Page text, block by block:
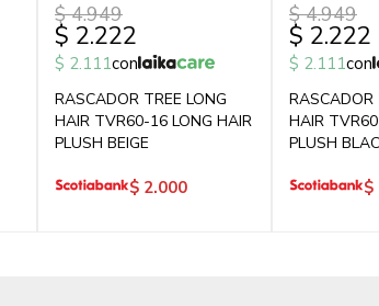
$ 2.222
$ 4.949
$ 2.111con
RASCADOR TREE LONG
HAIR TVR60-16 LONG HAIR
PLUSH BEIGE
$ 2.000
$ 2.222
$ 4.949
$ 2.111con
RASCADOR
HAIR
PLUSH
$